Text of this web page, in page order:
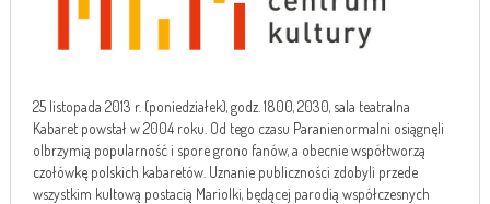
25 listopada 2013 r. (poniedziałek), godz. 1800, 2030, sala teatralna
Kabaret powstał w 2004 roku. Od tego czasu Paranienormalni osiągnęli
olbrzymią popularność i spore grono fanów, a obecnie współtworzą
czołówkę polskich kabaretów. Uznanie publiczności zdobyli przede
wszystkim kultową postacią Mariolki, będącej parodią współczesnych